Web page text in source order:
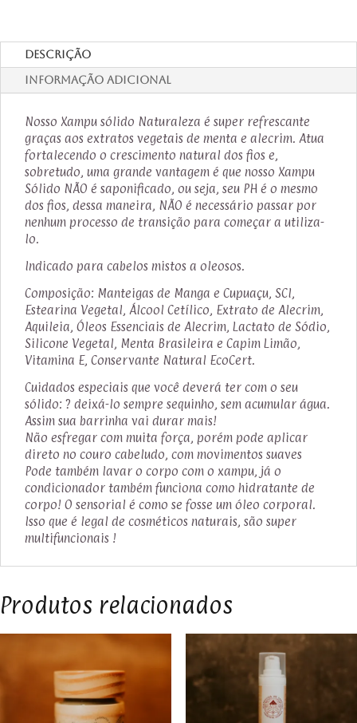
Descrição
Informação adicional
Nosso Xampu sólido Naturaleza é super refrescante
graças aos extratos vegetais de menta e alecrim. Atua
fortalecendo o crescimento natural dos fios e,
sobretudo, uma grande vantagem é que nosso Xampu
Sólido NÃO é saponificado, ou seja, seu PH é o mesmo
dos fios, dessa maneira, NÃO é necessário passar por
nenhum processo de transição para começar a utiliza-
lo.
Indicado para cabelos mistos a oleosos.
Composição: Manteigas de Manga e Cupuaçu, SCI,
Estearina Vegetal, Álcool Cetílico, Extrato de Alecrim,
Aquileia, Óleos Essenciais de Alecrim, Lactato de Sódio,
Silicone Vegetal, Menta Brasileira e Capim Limão,
Vitamina E, Conservante Natural EcoCert.
Cuidados especiais que você deverá ter com o seu
sólido: ? deixá-lo sempre sequinho, sem acumular água.
Assim sua barrinha vai durar mais!
Não esfregar com muita força, porém pode aplicar
direto no couro cabeludo, com movimentos suaves
Pode também lavar o corpo com o xampu, já o
condicionador também funciona como hidratante de
corpo! O sensorial é como se fosse um óleo corporal.
Isso que é legal de cosméticos naturais, são super
multifuncionais !
Produtos relacionados